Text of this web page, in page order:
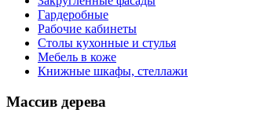
Гардеробные
Рабочие кабинеты
Столы кухонные и стулья
Мебель в коже
Книжные шкафы, стеллажи
Массив дерева